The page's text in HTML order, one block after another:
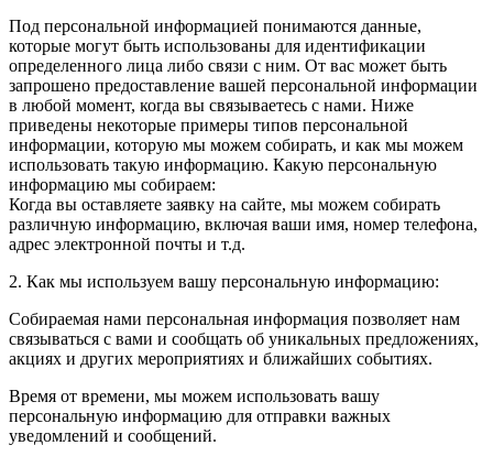
Под персональной информацией понимаются данные,
которые могут быть использованы для идентификации
определенного лица либо связи с ним. От вас может быть
запрошено предоставление вашей персональной информации
в любой момент, когда вы связываетесь с нами. Ниже
приведены некоторые примеры типов персональной
информации, которую мы можем собирать, и как мы можем
использовать такую информацию. Какую персональную
информацию мы собираем:
Когда вы оставляете заявку на сайте, мы можем собирать
различную информацию, включая ваши имя, номер телефона,
адрес электронной почты и т.д.
2. Как мы используем вашу персональную информацию:
Собираемая нами персональная информация позволяет нам
связываться с вами и сообщать об уникальных предложениях,
акциях и других мероприятиях и ближайших событиях.
Время от времени, мы можем использовать вашу
персональную информацию для отправки важных
уведомлений и сообщений.